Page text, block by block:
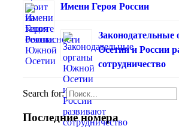
Имени Героя России
Осетии и России
сотрудничество
Search for:
Последние номера